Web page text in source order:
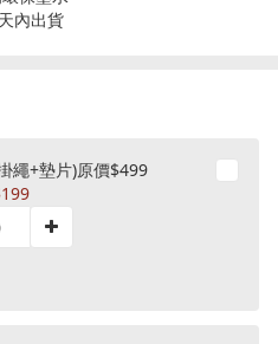
內出貨
繩+墊片)原價$499